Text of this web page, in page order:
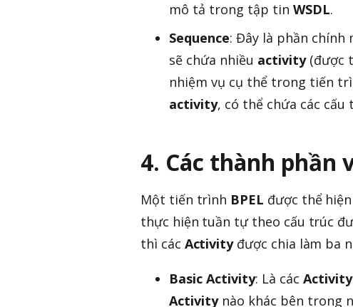
mô tả trong tập tin WSDL.
Sequence: Đây là phần
sẽ chứa nhiều activity(được
nhiệm vụ cụ thể trong tiến
activity, có thể chứa các
4. Các thành phần
Một tiến trình BPEL được thể
thực hiện tuần tự theo cấu trúc
thì các Activityđược chia làm ba
Basic Activity: Là các Activity
Activitynào khác bên trong